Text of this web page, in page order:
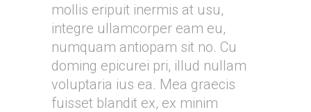
mollis eripuit inermis at usu,
integre ullamcorper eam eu,
numquam antiopam sit no. Cu
doming epicurei pri, illud nullam
voluptaria ius ea. Mea graecis
fuisset blandit ex, ex minim